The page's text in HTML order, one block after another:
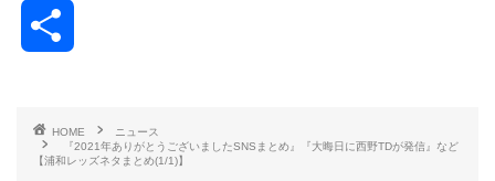
b t
HOME
ニュース
『2021年ありがとうございましたSNSまとめ』『大晦日に西野TDが発信』など
【浦和レッズネタまとめ(1/1)】